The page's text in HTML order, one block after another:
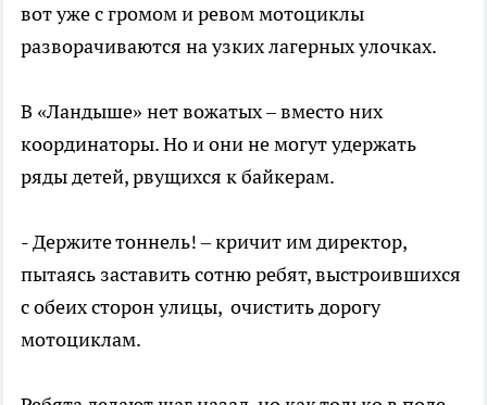
вот уже с громом и ревом мотоциклы
разворачиваются на узких лагерных улочках.
В «Ландыше» нет вожатых – вместо них
координаторы. Но и они не могут удержать
ряды детей, рвущихся к байкерам.
- Держите тоннель! – кричит им директор,
пытаясь заставить сотню ребят, выстроившихся
с обеих сторон улицы, очистить дорогу
мотоциклам.